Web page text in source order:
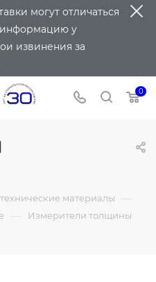
могут отличаться
информацию у
извинения за
0
материалы —
— Измерители толщины